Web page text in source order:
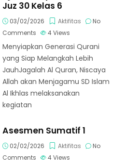
Juz 30 Kelas 6
03/02/2026 Aktifitas
No
Comments
4Views
Menyiapkan Generasi Qurani
yang Siap Melangkah Lebih
JauhJagalah Al Quran, Niscaya
Allah akan Menjagamu SD Islam
Al Ikhlas melaksanakan
kegiatan
Asesmen Sumatif 1
02/02/2026 Aktifitas
No
Comments
4Views